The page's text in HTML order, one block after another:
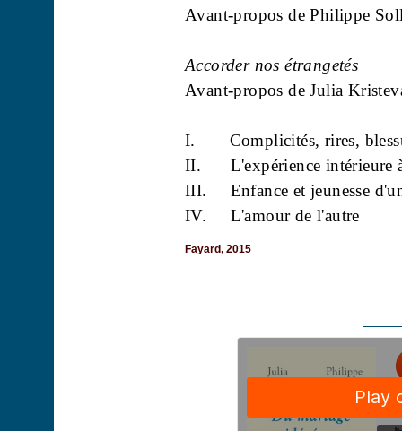
Avant-propos de Philippe
Accorder nos étrangetés
Avant-propos de Julia
I.
Complicités, rires,
II.
L'expérience intérieure
III.
Enfance et jeunesse
IV.
L'amour de l'autre
Fayard, 2015